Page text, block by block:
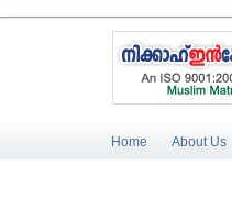
Home About Us